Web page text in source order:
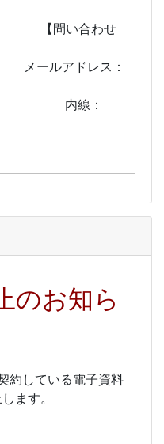
わせ
レス：
：
のお知ら
約している電子資料
ます。